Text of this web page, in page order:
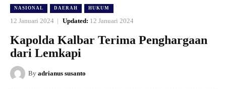
NASIONAL DAERAH HUKUM
12 Januari 2024 Updated: 12 Januari 2024
Kapolda Kalbar Terima Penghargaan
dari Lemkapi
By adrianus susanto